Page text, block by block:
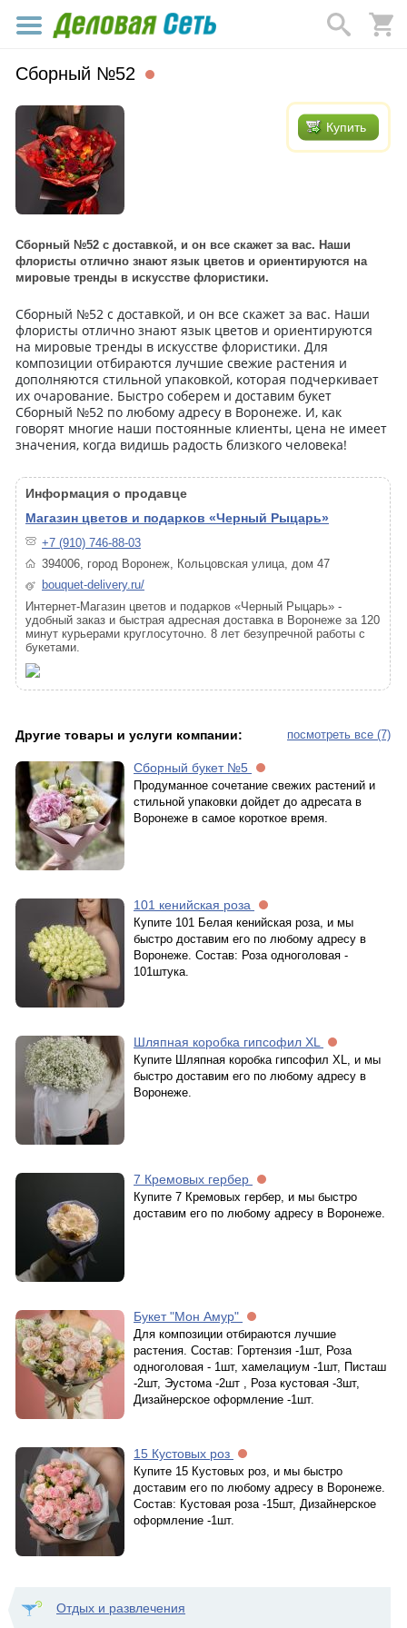
Сборный №52
Купить
Сборный №52 с доставкой, и он все скажет за вас. Наши
флористы отлично знают язык цветов и ориентируются на
мировые тренды в искусстве флористики.
Сборный №52 с доставкой, и он все скажет за вас. Наши
флористы отлично знают язык цветов и ориентируются
на мировые тренды в искусстве флористики. Для
композиции отбираются лучшие свежие растения и
дополняются стильной упаковкой, которая подчеркивает
их очарование. Быстро соберем и доставим букет
Сборный №52 по любому адресу в Воронеже. И, как
говорят многие наши постоянные клиенты, цена не имеет
значения, когда видишь радость близкого человека!
Информация о продавце
Магазин цветов и подарков «Черный Рыцарь»
+7 (910) 746-88-03
394006, город Воронеж, Кольцовская улица, дом 47
bouquet-delivery.ru/
Интернет-Магазин цветов и подарков «Черный Рыцарь» -
удобный заказ и быстрая адресная доставка в Воронеже за 120
минут курьерами круглосуточно. 8 лет безупречной работы с
букетами.
посмотреть все (7)
Другие товары и услуги компании:
Сборный букет №5
Продуманное сочетание свежих растений и
стильной упаковки дойдет до адресата в
Воронеже в самое короткое время.
101 кенийская роза
Купите 101 Белая кенийская роза, и мы
быстро доставим его по любому адресу в
Воронеже. Состав: Роза одноголовая -
101штука.
Шляпная коробка гипсофил XL
Купите Шляпная коробка гипсофил XL, и мы
быстро доставим его по любому адресу в
Воронеже.
7 Кремовых гербер
Купите 7 Кремовых гербер, и мы быстро
доставим его по любому адресу в Воронеже.
Букет "Мон Амур"
Для композиции отбираются лучшие
растения. Состав: Гортензия -1шт, Роза
одноголовая - 1шт, хамелациум -1шт, Писташ
-2шт, Эустома -2шт , Роза кустовая -3шт,
Дизайнерское оформление -1шт.
15 Кустовых роз
Купите 15 Кустовых роз, и мы быстро
доставим его по любому адресу в Воронеже.
Состав: Кустовая роза -15шт, Дизайнерское
оформление -1шт.
Отдых и развлечения